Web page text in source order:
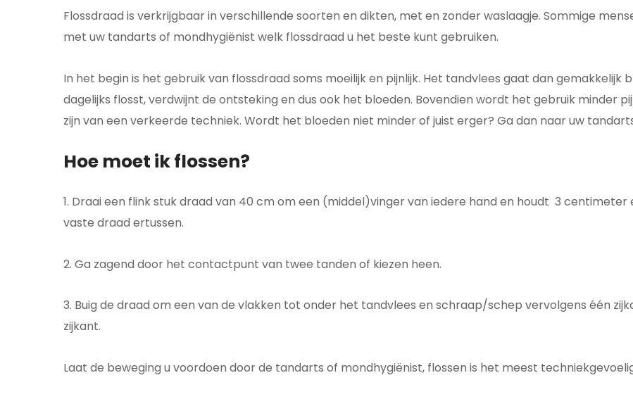
Flossdraad is verkrijgbaar in verschillende soorten en dikten, met en zonder waslaagje. Sommige
met uw tandarts of mondhygiënist welk flossdraad u het beste kunt gebruiken.
In het begin is het gebruik van flossdraad soms moeilijk en pijnlijk. Het tandvlees gaat dan gemakkelijk
dagelijks flosst, verdwijnt de ontsteking en dus ook het bloeden. Bovendien wordt het gebruik minder
zijn van een verkeerde techniek. Wordt het bloeden niet minder of juist erger? Ga dan naar uw
Hoe moet ik flossen?
1. Draai een flink stuk draad van 40 cm om een (middel)vinger van iedere hand en houdt 3
vaste draad ertussen.
2. Ga zagend door het contactpunt van twee tanden of kiezen heen.
3. Buig de draad om een van de vlakken tot onder het tandvlees en schraap/schep vervolgens één
zijkant.
Laat de beweging u voordoen door de tandarts of mondhygiënist, flossen is het meest